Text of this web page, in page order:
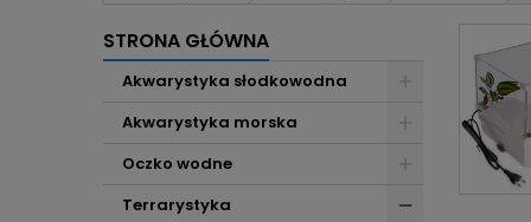
STRONA GŁÓWNA
Akwarystyka słodkowodna
Akwarystyka morska
Oczko wodne
Terrarystyka